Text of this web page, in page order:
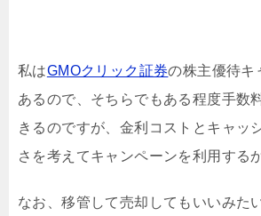
私はGMOクリック証券の株主優待キ
あるので、そちらでもある程度手数
きるのですが、金利コストとキャッ
さを考えてキャンペーンを利用する
なお、移管して売却してもいいみた